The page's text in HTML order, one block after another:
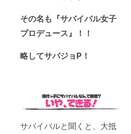
その名も『サバイバル女子
プロデュース』！！
略してサバジョP！
サバイバルと聞くと、大抵